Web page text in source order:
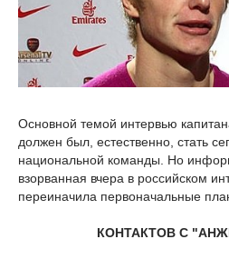
Основной темой интервью
должен был, естественно, стать
национальной команды. Но
взорванная вчера в российском
переиначила первоначальные
КОНТАКТОВ С